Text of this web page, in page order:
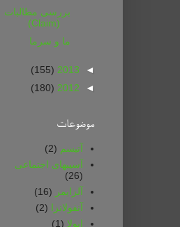
بررسی مطالبات
(Claim)
ما و سرما
◄
2013
(155)
◄
2012
(180)
موضوعات
آتیسم (2)
آسیبهای اجتماعی
(26)
آلزایمر (16)
آنفولانزا
(2)
ابولا (1)